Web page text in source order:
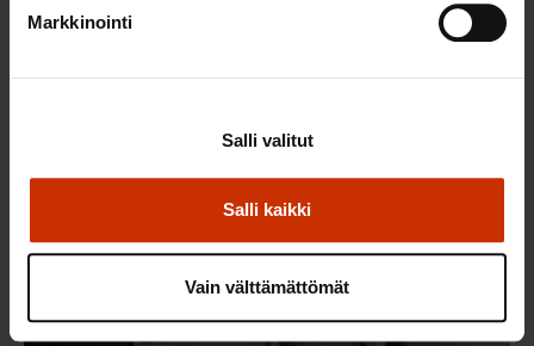
Markkinointi
Salli kaikki
Salli valitut
Vain välttämättömät
Mikä muuttui määräaikaisissa työsuhteissa? Lue
juristin vastaukset!